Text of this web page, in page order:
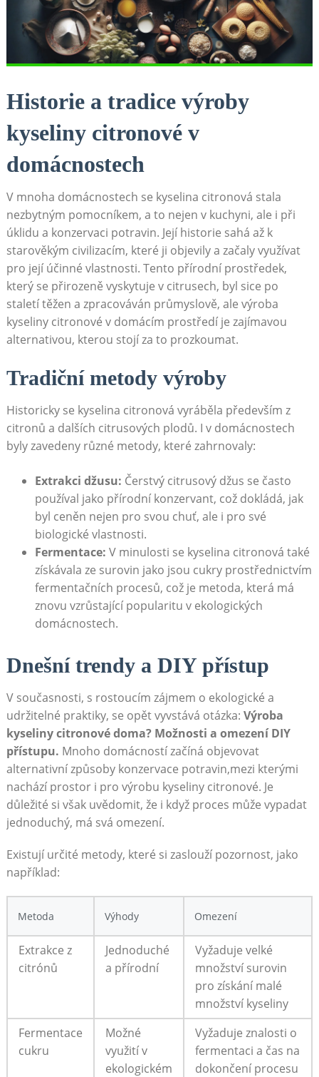
Historie a tradice výroby
kyseliny citronové v
domácnostech
V mnoha domácnostech se kyselina citronová stala
nezbytným pomocníkem, a to nejen v kuchyni, ale i při
úklidu a konzervaci potravin. Její historie sahá až k
starověkým civilizacím, které ji objevily a začaly využívat
pro její účinné vlastnosti. Tento přírodní prostředek,
který se přirozeně vyskytuje v citrusech, byl sice po
staletí těžen a zpracováván průmyslově, ale výroba
kyseliny citronové v domácím prostředí je zajímavou
alternativou, kterou stojí za to prozkoumat.
Tradiční metody výroby
Historicky se kyselina citronová vyráběla především z
citronů a dalších citrusových plodů. I v domácnostech
byly zavedeny různé metody, které zahrnovaly:
Extrakci džusu: Čerstvý citrusový džus se často
používal jako přírodní konzervant, což dokládá, jak
byl ceněn nejen pro svou chuť, ale i pro své
biologické vlastnosti.
Fermentace: V minulosti se kyselina citronová také
získávala ze surovin jako jsou cukry prostřednictvím
fermentačních procesů, což je metoda, která má
znovu vzrůstající popularitu v ekologických
domácnostech.
Dnešní trendy a DIY přístup
V současnosti, s rostoucím zájmem o ekologické a
udržitelné praktiky, se opět vyvstává otázka: Výroba
kyseliny citronové doma? Možnosti a omezení DIY
přístupu. Mnoho domácností začíná objevovat
alternativní způsoby konzervace potravin,mezi kterými
nachází prostor i pro výrobu kyseliny citronové. Je
důležité si však uvědomit, že i když proces může vypadat
jednoduchý, má svá omezení.
Existují určité metody, které si zaslouží pozornost, jako
například:
Metoda Výhody Omezení
Extrakce z
citrónů
Jednoduché
a přírodní
Vyžaduje velké
množství surovin
pro získání malé
množství kyseliny
Fermentace
cukru
Možné
využití v
ekologickém
Vyžaduje znalosti o
fermentaci a čas na
dokončení procesu